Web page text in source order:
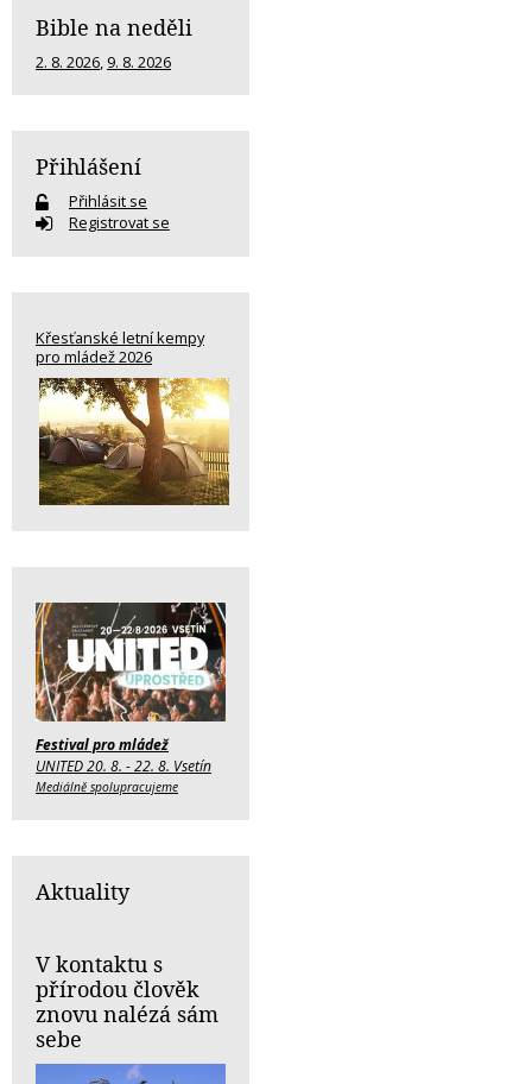
Bible na neděli
2. 8. 2026, 9. 8. 2026
Přihlášení
Přihlásit se
Registrovat se
Křesťanské letní kempy
pro mládež 2026
Festival pro mládež
UNITED 20. 8. - 22. 8. Vsetín
Mediálně spolupracujeme
Aktuality
V kontaktu s
přírodou člověk
znovu nalézá sám
sebe